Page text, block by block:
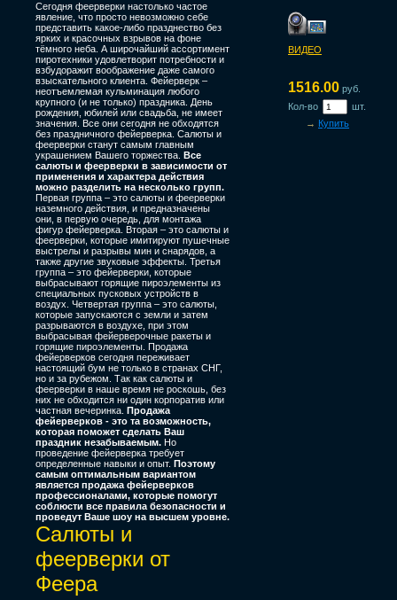
Сегодня феерверки настолько частое
явление, что просто невозможно себе
представить какое-либо празднество без
ярких и красочных взрывов на фоне
тёмного неба. А широчайший ассортимент
пиротехники удовлетворит потребности и
взбудоражит воображение даже самого
взыскательного клиента. Фейерверк –
неотъемлемая кульминация любого
крупного (и не только) праздника. День
рождения, юбилей или свадьба, не имеет
значения. Все они сегодня не обходятся
без праздничного фейерверка. Салюты и
феерверки станут самым главным
украшением Вашего торжества. Все
салюты и феерверки в зависимости от
применения и характера действия
можно разделить на несколько групп.
Первая группа – это салюты и феерверки
наземного действия, и предназначены
они, в первую очередь, для монтажа
фигур фейерверка. Вторая – это салюты и
феерверки, которые имитируют пушечные
выстрелы и разрывы мин и снарядов, а
также другие звуковые эффекты. Третья
группа – это фейерверки, которые
выбрасывают горящие пироэлементы из
специальных пусковых устройств в
воздух. Четвертая группа – это салюты,
которые запускаются с земли и затем
разрываются в воздухе, при этом
выбрасывая фейерверочные ракеты и
горящие пироэлементы. Продажа
фейерверков сегодня переживает
настоящий бум не только в странах СНГ,
но и за рубежом. Так как салюты и
феерверки в наше время не роскошь, без
них не обходится ни один корпоратив или
частная вечеринка. Продажа
фейерверков - это та возможность,
которая поможет сделать Ваш
праздник незабываемым. Но
проведение фейерверка требует
определенные навыки и опыт. Поэтому
самым оптимальным вариантом
является продажа фейерверков
профессионалами, которые помогут
соблюсти все правила безопасности и
проведут Ваше шоу на высшем уровне.
Салюты и
феерверки от
Феера
ВИДЕО
1516.00 руб.
Кол-во
шт.
→ Купить